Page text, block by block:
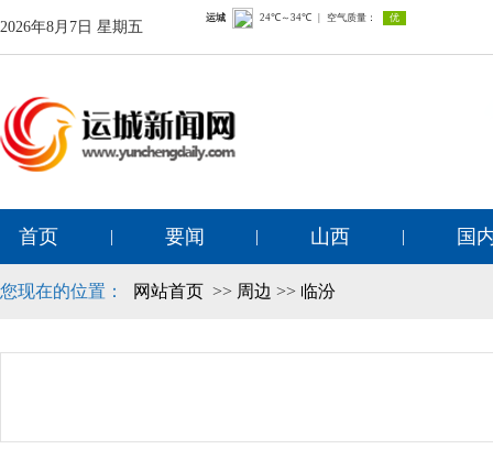
2026年8月7日 星期五
首页 | 要闻 | 山西 | 国
您现在的位置： 网站首页 >> 周边 >> 临汾